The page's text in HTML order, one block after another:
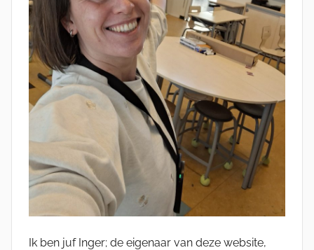
Ik ben juf Inger; de eigenaar van deze website,